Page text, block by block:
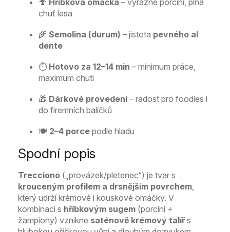
chuť lesa
🌾 Semolina (durum) – jistota pevného al
dente
⏱️ Hotovo za 12–14 min – minimum práce,
maximum chuti
🎁 Dárkové provedení– radost pro foodies i
do firemních balíčků
🍽️ 2–4 porce podle hladu
Spodní popis
Trecciono („provázek/pletenec“) je tvar s
krouceným profilem a drsnějším povrchem,
který udrží krémové i kouskové omáčky. V
kombinaci s hříbkovým sugem (porcini +
žampiony) vznikne saténově krémový talířs